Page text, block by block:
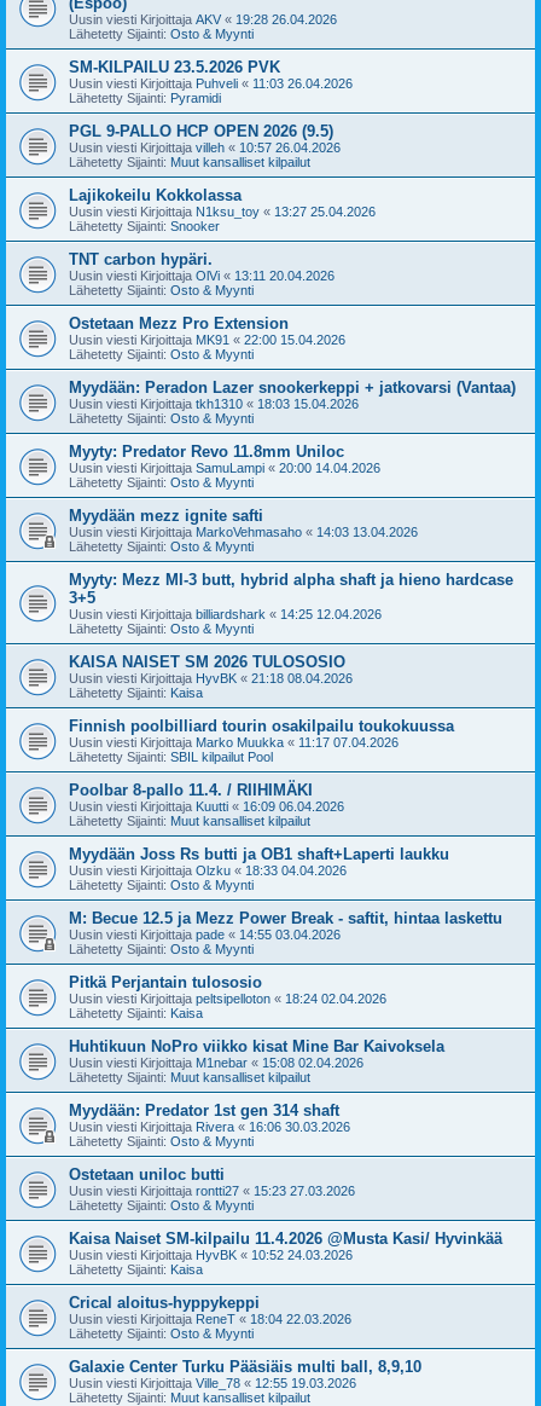
Uusin viesti Kirjoittaja AKV « 19:28 26.04.2026
Lähetetty Sijainti: Osto & Myynti
SM-KILPAILU 23.5.2026 PVK
Uusin viesti Kirjoittaja Puhveli « 11:03 26.04.2026
Lähetetty Sijainti: Pyramidi
PGL 9-PALLO HCP OPEN 2026 (9.5)
Uusin viesti Kirjoittaja villeh « 10:57 26.04.2026
Lähetetty Sijainti: Muut kansalliset kilpailut
Lajikokeilu Kokkolassa
Uusin viesti Kirjoittaja N1ksu_toy « 13:27 25.04.2026
Lähetetty Sijainti: Snooker
TNT carbon hypäri.
Uusin viesti Kirjoittaja OlVi « 13:11 20.04.2026
Lähetetty Sijainti: Osto & Myynti
Ostetaan Mezz Pro Extension
Uusin viesti Kirjoittaja MK91 « 22:00 15.04.2026
Lähetetty Sijainti: Osto & Myynti
Myydään: Peradon Lazer snookerkeppi + jatkovarsi (Vantaa)
Uusin viesti Kirjoittaja tkh1310 « 18:03 15.04.2026
Lähetetty Sijainti: Osto & Myynti
Myyty: Predator Revo 11.8mm Uniloc
Uusin viesti Kirjoittaja SamuLampi « 20:00 14.04.2026
Lähetetty Sijainti: Osto & Myynti
Myydään mezz ignite safti
Uusin viesti Kirjoittaja MarkoVehmasaho « 14:03 13.04.2026
Lähetetty Sijainti: Osto & Myynti
Myyty: Mezz MI-3 butt, hybrid alpha shaft ja hieno hardcase
3+5
Uusin viesti Kirjoittaja billiardshark « 14:25 12.04.2026
Lähetetty Sijainti: Osto & Myynti
KAISA NAISET SM 2026 TULOSOSIO
Uusin viesti Kirjoittaja HyvBK « 21:18 08.04.2026
Lähetetty Sijainti: Kaisa
Finnish poolbilliard tourin osakilpailu toukokuussa
Uusin viesti Kirjoittaja Marko Muukka « 11:17 07.04.2026
Lähetetty Sijainti: SBIL kilpailut Pool
Poolbar 8-pallo 11.4. / RIIHIMÄKI
Uusin viesti Kirjoittaja Kuutti « 16:09 06.04.2026
Lähetetty Sijainti: Muut kansalliset kilpailut
Myydään Joss Rs butti ja OB1 shaft+Laperti laukku
Uusin viesti Kirjoittaja Olzku « 18:33 04.04.2026
Lähetetty Sijainti: Osto & Myynti
M: Becue 12.5 ja Mezz Power Break - saftit, hintaa laskettu
Uusin viesti Kirjoittaja pade « 14:55 03.04.2026
Lähetetty Sijainti: Osto & Myynti
Pitkä Perjantain tulososio
Uusin viesti Kirjoittaja peltsipelloton « 18:24 02.04.2026
Lähetetty Sijainti: Kaisa
Huhtikuun NoPro viikko kisat Mine Bar Kaivoksela
Uusin viesti Kirjoittaja M1nebar « 15:08 02.04.2026
Lähetetty Sijainti: Muut kansalliset kilpailut
Myydään: Predator 1st gen 314 shaft
Uusin viesti Kirjoittaja Rivera « 16:06 30.03.2026
Lähetetty Sijainti: Osto & Myynti
Ostetaan uniloc butti
Uusin viesti Kirjoittaja rontti27 « 15:23 27.03.2026
Lähetetty Sijainti: Osto & Myynti
Kaisa Naiset SM-kilpailu 11.4.2026 @Musta Kasi/ Hyvinkää
Uusin viesti Kirjoittaja HyvBK « 10:52 24.03.2026
Lähetetty Sijainti: Kaisa
Crical aloitus-hyppykeppi
Uusin viesti Kirjoittaja ReneT « 18:04 22.03.2026
Lähetetty Sijainti: Osto & Myynti
Galaxie Center Turku Pääsiäis multi ball, 8,9,10
Uusin viesti Kirjoittaja Ville_78 « 12:55 19.03.2026
Lähetetty Sijainti: Muut kansalliset kilpailut